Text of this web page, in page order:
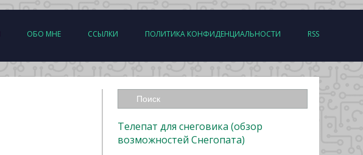
ОБО МНЕ ССЫЛКИ ПОЛИТИКА КОНФИДЕНЦИАЛЬНОСТИ RSS
Телепат для снеговика (обзор
возможностей Снегопата)